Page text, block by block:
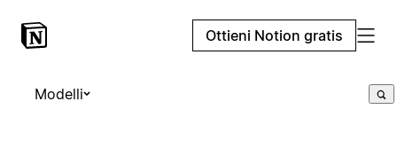
Ottieni Notion gratis
Modelli